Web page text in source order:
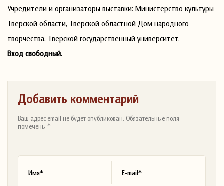
Учредители и организаторы выставки: Министерство культуры
Тверской области, Тверской областной Дом народного
творчества, Тверской государственный университет.
Вход свободный.
Добавить комментарий
Ваш адрес email не будет опубликован. Обязательные поля
помечены *